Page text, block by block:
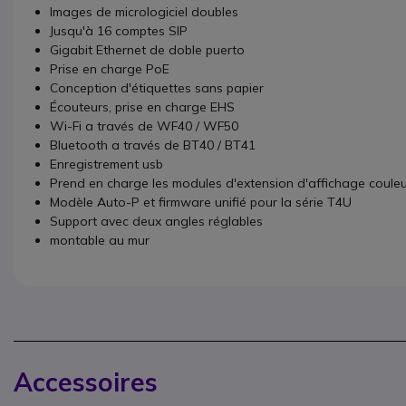
Images de micrologiciel doubles
Jusqu'à 16 comptes SIP
Gigabit Ethernet de doble puerto
Prise en charge PoE
Conception d'étiquettes sans papier
Écouteurs, prise en charge EHS
Wi-Fi a través de WF40 / WF50
Bluetooth a través de BT40 / BT41
Enregistrement usb
Prend en charge les modules d'extension d'affichage
Modèle Auto-P et firmware unifié pour la série T4U
Support avec deux angles réglables
montable au mur
Accessoires